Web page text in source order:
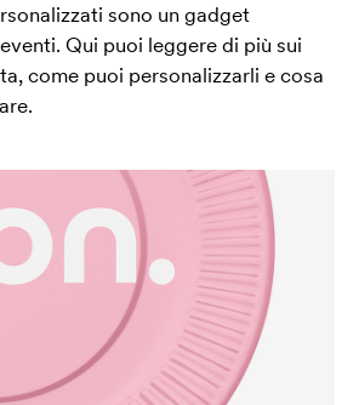
sono un gadget
Qui puoi leggere di più sui
come puoi personalizzarli e cosa